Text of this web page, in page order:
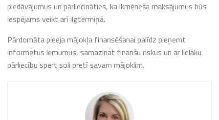
piedāvājumus un pārliecināties, ka ikmēneša maksājumus būs
iespējams veikt arī ilgtermiņā.
Pārdomāta pieeja mājokļa finansēšanai palīdz pieņemt
informētus lēmumus, samazināt finanšu riskus un ar lielāku
pārliecību spert soli pretī savam mājoklim.